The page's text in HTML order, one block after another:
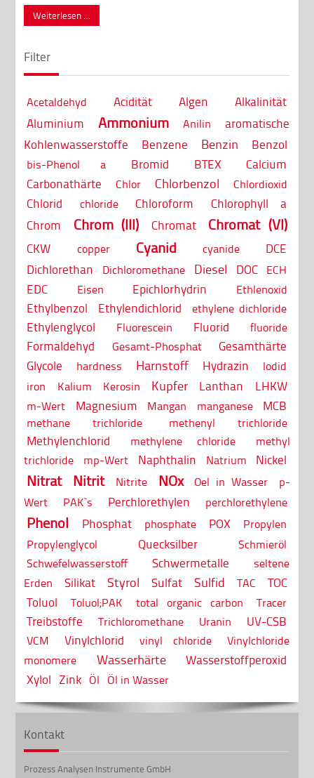
Weiterlesen …
Filter
Acetaldehyd Acidität Algen
Alkalinität
Aluminium
Ammonium Anilin
aromatische
Kohlenwasserstoffe
Benzene Benzin Benzol
bis-Phenol a Bromid BTEX
Calcium
Carbonathärte
Chlor Chlorbenzol Chlordioxid
Chlorid chloride Chloroform
Chlorophyll a
Chrom
Chrom (III) Chromat Chromat (VI)
CKW copper Cyanid cyanide
DCE
Dichlorethan
Dichloromethane Diesel DOC ECH
EDC Eisen Epichlorhydrin Ethlenoxid
Ethylbenzol Ethylendichlorid ethylene dichloride
Ethylenglycol Fluorescein Fluorid fluoride
Formaldehyd Gesamt-Phosphat
Gesamthärte
Glycole
hardness Harnstoff Hydrazin
Iodid
iron
Kalium Kerosin Kupfer Lanthan LHKW
m-Wert Magnesium Mangan manganese MCB
methane trichloride methenyl trichloride
Methylenchlorid methylene chloride
methyl
trichloride
mp-Wert Naphthalin Natrium Nickel
Nitrat Nitrit Nitrite NOx Oel in Wasser
p-
Wert
PAK`s Perchlorethylen perchlorethylene
Phenol Phosphat phosphate POX
Propylen
Propylenglycol
Quecksilber
Schmieröl
Schwefelwasserstoff
Schwermetalle
seltene
Erden
Silikat Styrol Sulfat Sulfid TAC
TOC
Toluol
Toluol;PAK total organic carbon Tracer
Treibstoffe Trichloromethane Uranin UV-CSB
VCM Vinylchlorid vinyl chloride
Vinylchloride
monomere
Wasserhärte
Wasserstoffperoxid
Xylol Zink Öl Öl in Wasser
Kontakt
Prozess Analysen Instrumente GmbH